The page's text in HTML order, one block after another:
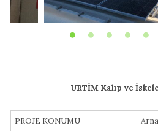
URTİM Kalıp ve
PROJE KONUMU